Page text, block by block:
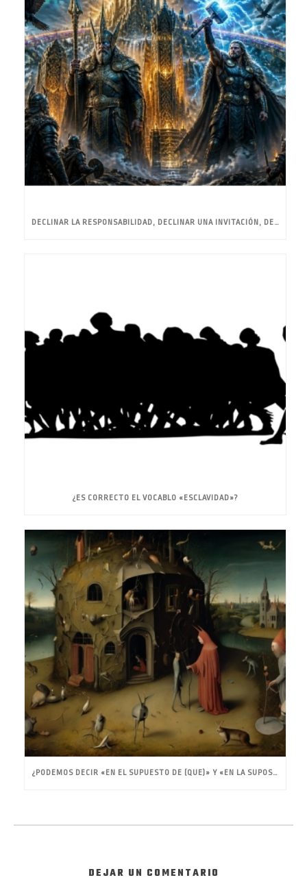
DECLINAR LA RESPONSABILIDAD, DECLINAR UNA INVITACIÓN, DECLINAR UN HONOR
¿ES CORRECTO EL VOCABLO «ESCLAVIDAD»?
¿PODEMOS DECIR «EN EL SUPUESTO DE (QUE)» Y «EN LA SUPOSICIÓN DE (QUE)»?
DEJAR UN COMENTARIO